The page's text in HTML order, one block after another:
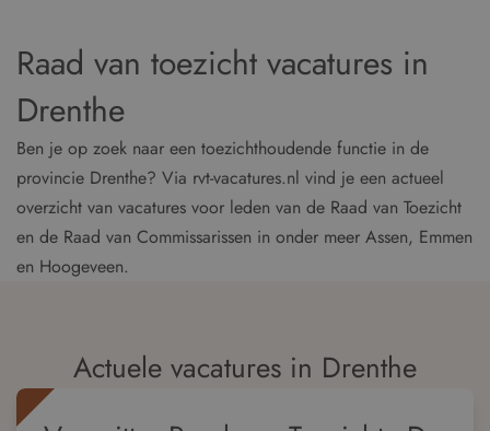
Raad van toezicht vacatures in
Drenthe
Ben je op zoek naar een toezichthoudende functie in de
provincie Drenthe? Via rvt-vacatures.nl vind je een actueel
overzicht van vacatures voor leden van de Raad van Toezicht
en de Raad van Commissarissen in onder meer Assen, Emmen
en Hoogeveen.
Actuele vacatures in Drenthe